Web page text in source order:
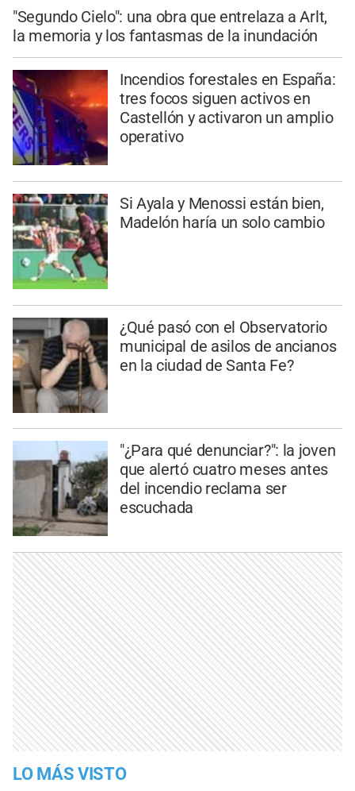
"Segundo Cielo": una obra que entrelaza a Arlt,
la memoria y los fantasmas de la inundación
Incendios forestales en España:
tres focos siguen activos en
Castellón y activaron un amplio
operativo
Si Ayala y Menossi están bien,
Madelón haría un solo cambio
¿Qué pasó con el Observatorio
municipal de asilos de ancianos
en la ciudad de Santa Fe?
"¿Para qué denunciar?": la joven
que alertó cuatro meses antes
del incendio reclama ser
escuchada
LO MÁS VISTO